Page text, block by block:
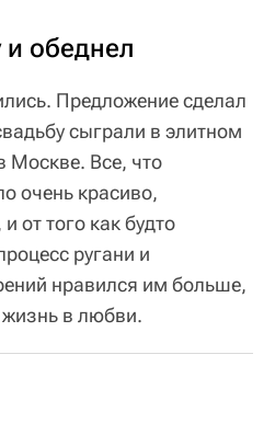
и обеднел
Предложение сделал
сыграли в элитном
Москве. Все, что
очень красиво,
от того как будто
ругани и
нравился им больше,
в любви.